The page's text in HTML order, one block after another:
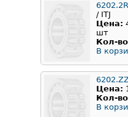
/ ITJ
Цена:
шт
Кол-
В
Цена:
Кол-
В